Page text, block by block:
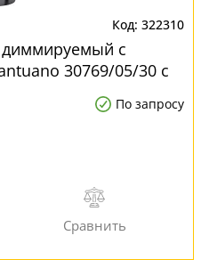
322310
с
30769/05/30 с
По запросу